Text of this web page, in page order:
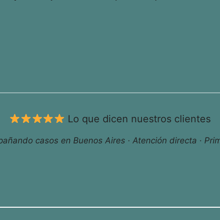
Lo que dicen nuestros clientes
casos en Buenos Aires · Atención directa ·